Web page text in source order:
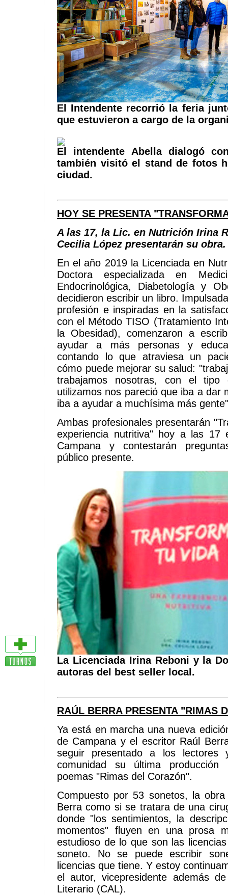
El Intendente recorrió la feria
que estuvieron a cargo de la
El intendente Abella dialogó
también visitó el stand de fotos
ciudad.
HOY SE PRESENTA
A las 17, la Lic. en Nutrición Irina
Cecilia López presentarán su obra.
En el año 2019 la Licenciada en
Doctora especializada en
Endocrinológica, Diabetología y
decidieron escribir un libro.
profesión e inspiradas en la
con el Método TISO (Tratamiento
la Obesidad), comenzaron a
ayudar a más personas y
contando lo que atraviesa un
cómo puede mejorar su salud:
trabajamos nosotras, con el tipo
utilizamos nos pareció que iba a dar
iba a ayudar a muchísima más
Ambas profesionales presentarán
experiencia nutritiva" hoy a las 17
Campana y contestarán
público presente.
La Licenciada Irina Reboni y la
autoras del best seller local.
RAÚL BERRA PRESENTA "RIMAS
Ya está en marcha una nueva
de Campana y el escritor Raúl
seguir presentado a los
comunidad su última
poemas "Rimas del Corazón".
Compuesto por 53 sonetos, la
Berra como si se tratara de una
donde "los sentimientos, la
momentos" fluyen en una prosa
estudioso de lo que son las
soneto. No se puede escribir
licencias que tiene. Y estoy
el autor, vicepresidente además
Literario (CAL).